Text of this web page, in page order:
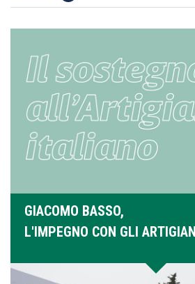
GIACOMO BASSO,
L'IMPEGNO CON GLI ARTIGIANI